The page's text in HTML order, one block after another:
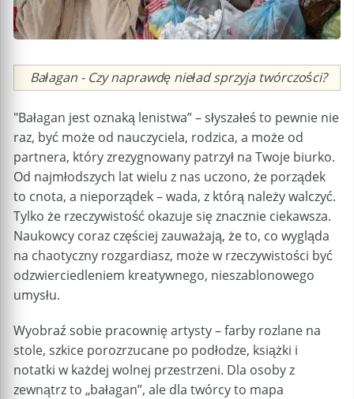
Caption
Bałagan - Czy naprawdę nieład sprzyja twórczości?
"Bałagan jest oznaką lenistwa” – słyszałeś to pewnie nie
raz, być może od nauczyciela, rodzica, a może od
partnera, który zrezygnowany patrzył na Twoje biurko.
Od najmłodszych lat wielu z nas uczono, że porządek
to cnota, a nieporządek – wada, z którą należy walczyć.
Tylko że rzeczywistość okazuje się znacznie ciekawsza.
Naukowcy coraz częściej zauważają, że to, co wygląda
na chaotyczny rozgardiasz, może w rzeczywistości być
odzwierciedleniem kreatywnego, nieszablonowego
umysłu.
Wyobraź sobie pracownię artysty – farby rozlane na
stole, szkice porozrzucane po podłodze, książki i
notatki w każdej wolnej przestrzeni. Dla osoby z
zewnątrz to „bałagan”, ale dla twórcy to mapa